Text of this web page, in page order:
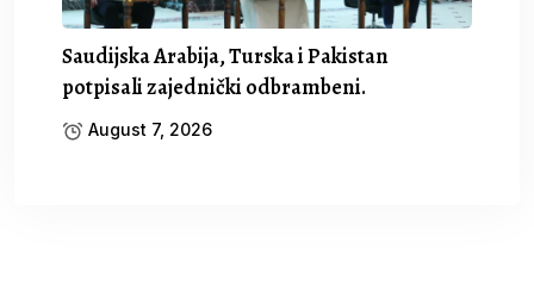
Saudijska Arabija, Turska i Pakistan
potpisali zajednički odbrambeni.
August 7, 2026